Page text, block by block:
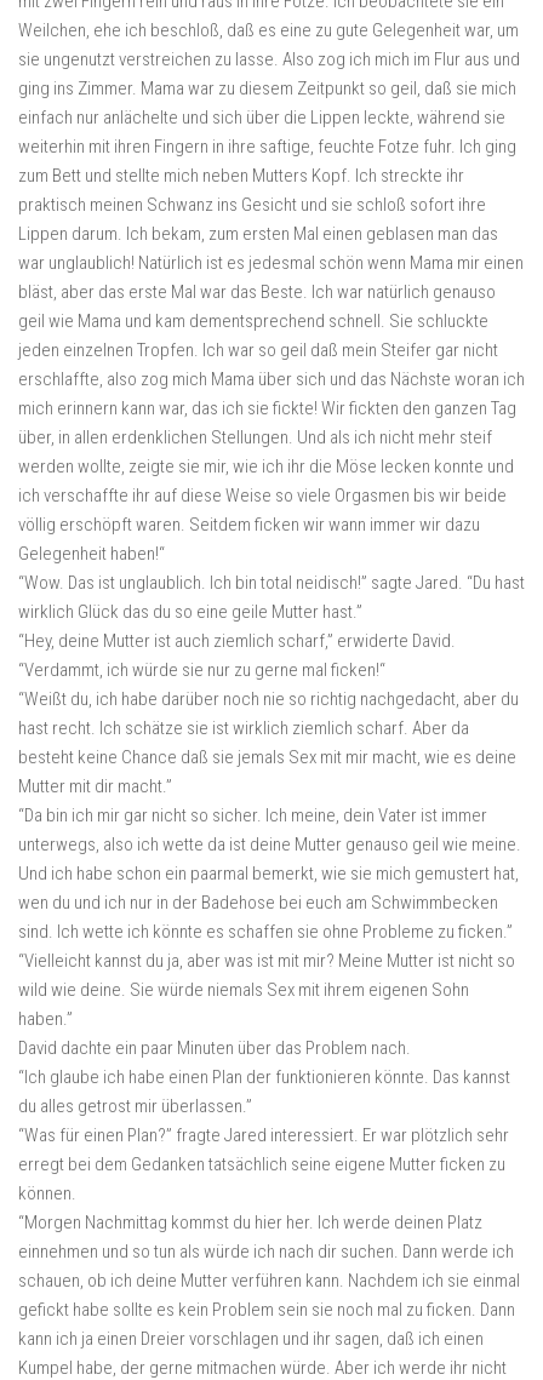
Weilchen, ehe ich beschloß, daß es eine zu gute Gelegenheit war, um
sie ungenutzt verstreichen zu lasse. Also zog ich mich im Flur aus und
ging ins Zimmer. Mama war zu diesem Zeitpunkt so geil, daß sie mich
einfach nur anlächelte und sich über die Lippen leckte, während sie
weiterhin mit ihren Fingern in ihre saftige, feuchte Fotze fuhr. Ich ging
zum Bett und stellte mich neben Mutters Kopf. Ich streckte ihr
praktisch meinen Schwanz ins Gesicht und sie schloß sofort ihre
Lippen darum. Ich bekam, zum ersten Mal einen geblasen man das
war unglaublich! Natürlich ist es jedesmal schön wenn Mama mir einen
bläst, aber das erste Mal war das Beste. Ich war natürlich genauso
geil wie Mama und kam dementsprechend schnell. Sie schluckte
jeden einzelnen Tropfen. Ich war so geil daß mein Steifer gar nicht
erschlaffte, also zog mich Mama über sich und das Nächste woran ich
mich erinnern kann war, das ich sie fickte! Wir fickten den ganzen Tag
über, in allen erdenklichen Stellungen. Und als ich nicht mehr steif
werden wollte, zeigte sie mir, wie ich ihr die Möse lecken konnte und
ich verschaffte ihr auf diese Weise so viele Orgasmen bis wir beide
völlig erschöpft waren. Seitdem ficken wir wann immer wir dazu
Gelegenheit haben!“
“Wow. Das ist unglaublich. Ich bin total neidisch!” sagte Jared. “Du hast
wirklich Glück das du so eine geile Mutter hast.”
“Hey, deine Mutter ist auch ziemlich scharf,” erwiderte David.
“Verdammt, ich würde sie nur zu gerne mal ficken!“
“Weißt du, ich habe darüber noch nie so richtig nachgedacht, aber du
hast recht. Ich schätze sie ist wirklich ziemlich scharf. Aber da
besteht keine Chance daß sie jemals Sex mit mir macht, wie es deine
Mutter mit dir macht.”
“Da bin ich mir gar nicht so sicher. Ich meine, dein Vater ist immer
unterwegs, also ich wette da ist deine Mutter genauso geil wie meine.
Und ich habe schon ein paarmal bemerkt, wie sie mich gemustert hat,
wen du und ich nur in der Badehose bei euch am Schwimmbecken
sind. Ich wette ich könnte es schaffen sie ohne Probleme zu ficken.”
“Vielleicht kannst du ja, aber was ist mit mir? Meine Mutter ist nicht so
wild wie deine. Sie würde niemals Sex mit ihrem eigenen Sohn
haben.”
David dachte ein paar Minuten über das Problem nach.
“Ich glaube ich habe einen Plan der funktionieren könnte. Das kannst
du alles getrost mir überlassen.”
“Was für einen Plan?” fragte Jared interessiert. Er war plötzlich sehr
erregt bei dem Gedanken tatsächlich seine eigene Mutter ficken zu
können.
“Morgen Nachmittag kommst du hier her. Ich werde deinen Platz
einnehmen und so tun als würde ich nach dir suchen. Dann werde ich
schauen, ob ich deine Mutter verführen kann. Nachdem ich sie einmal
gefickt habe sollte es kein Problem sein sie noch mal zu ficken. Dann
kann ich ja einen Dreier vorschlagen und ihr sagen, daß ich einen
Kumpel habe, der gerne mitmachen würde. Aber ich werde ihr nicht